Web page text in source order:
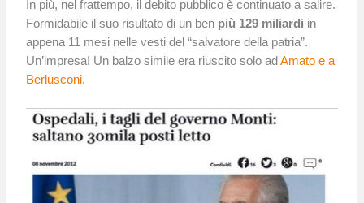
In più, nel frattempo, il debito pubblico è continuato a salire.
Formidabile il suo risultato di un ben più 129 miliardi in
appena 11 mesi nelle vesti del “salvatore della patria”.
Un’impresa! Un balzo simile era riuscito solo adAmato e a
Berlusconi.